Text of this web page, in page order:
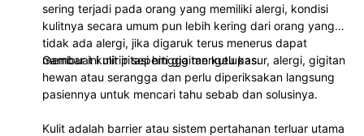
sering terjadi pada orang yang memiliki alergi, kondisi
kulitnya secara umum pun lebih kering dari orang yang
tidak ada alergi, jika digaruk terus menerus dapat
membuat kulit iritasi hingga mengelupas.
Gambar ini mirip seperti gigitan kutu kasur, alergi, gigitan
hewan atau serangga dan perlu diperiksakan langsung
pasiennya untuk mencari tahu sebab dan solusinya.
Kulit adalah barrier atau sistem pertahanan terluar utama